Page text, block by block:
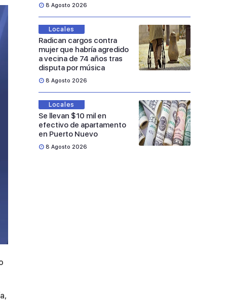
8 Agosto 2026
Locales
Radican cargos contra
mujer que habría agredido
a vecina de 74 años tras
disputa por música
8 Agosto 2026
Locales
Se llevan $10 mil en
efectivo de apartamento
en Puerto Nuevo
8 Agosto 2026